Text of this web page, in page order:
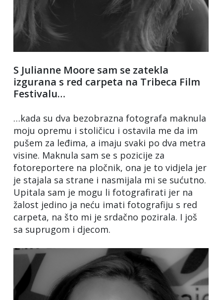
S Julianne Moore sam se zatekla
izgurana s red carpeta na Tribeca Film
Festivalu…
…kada su dva bezobrazna fotografa maknula
moju opremu i stoličicu i ostavila me da im
pušem za leđima, a imaju svaki po dva metra
visine. Maknula sam se s pozicije za
fotoreportere na pločnik, ona je to vidjela jer
je stajala sa strane i nasmijala mi se sućutno.
Upitala sam je mogu li fotografirati jer na
žalost jedino ja neću imati fotografiju s red
carpeta, na što mi je srdačno pozirala. I još
sa suprugom i djecom.